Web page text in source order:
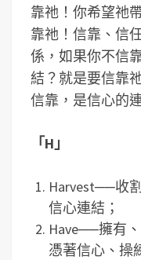
靠祂！你希望祂
靠祂！信靠、信
係，如果你不信
結？就是要信靠
信靠，是信心的
「H」
Harvest──收
信心連結；
Have──擁有
憑著信心、操